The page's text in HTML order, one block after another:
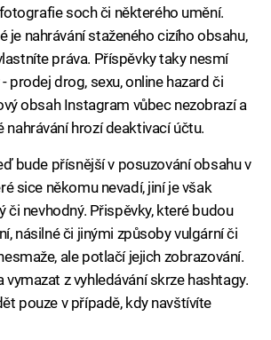
soch či některého umění.
je nahrávání staženého cizího obsahu,
práva. Příspěvky taky nesmí
prodej drog, sexu, online hazard či
obsah Instagram vůbec nezobrazí a
nahrávání hrozí deaktivací účtu.
bude přísnější v posuzování obsahu v
sice někomu nevadí, jiní je však
či nevhodný. Přispěvky, které budou
násilné či jinými způsoby vulgární či
ale potlačí jejich zobrazování.
vymazat z vyhledávání skrze hashtagy.
pouze v případě, kdy navštívíte